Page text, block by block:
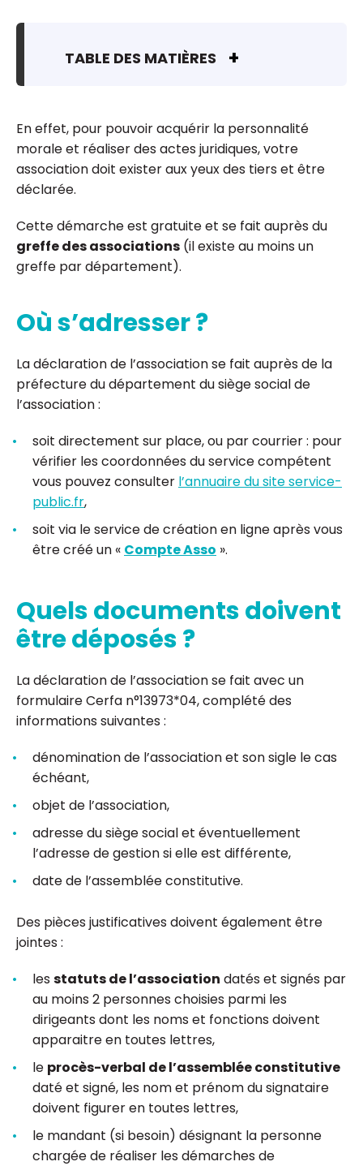
TABLE DES MATIÈRES
En effet, pour pouvoir acquérir la personnalité
morale et réaliser des actes juridiques, votre
association doit exister aux yeux des tiers et être
déclarée.
Cette démarche est gratuite et se fait auprès du
greffe des associations (il existe au moins un
greffe par département).
Où s’adresser ?
La déclaration de l’association se fait auprès de la
préfecture du département du siège social de
l’association :
soit directement sur place, ou par courrier : pour
vérifier les coordonnées du service compétent
vous pouvez consulter l’annuaire du site service-
public.fr,
soit via le service de création en ligne après vous
être créé un « Compte Asso ».
Quels documents doivent
être déposés ?
La déclaration de l’association se fait avec un
formulaire Cerfa n°13973*04, complété des
informations suivantes :
dénomination de l’association et son sigle le cas
échéant,
objet de l’association,
adresse du siège social et éventuellement
l’adresse de gestion si elle est différente,
date de l’assemblée constitutive.
Des pièces justificatives doivent également être
jointes :
les statuts de l’association datés et signés par
au moins 2 personnes choisies parmi les
dirigeants dont les noms et fonctions doivent
apparaitre en toutes lettres,
le procès-verbal de l’assemblée constitutive
daté et signé, les nom et prénom du signataire
doivent figurer en toutes lettres,
le mandant (si besoin) désignant la personne
chargée de réaliser les démarches de